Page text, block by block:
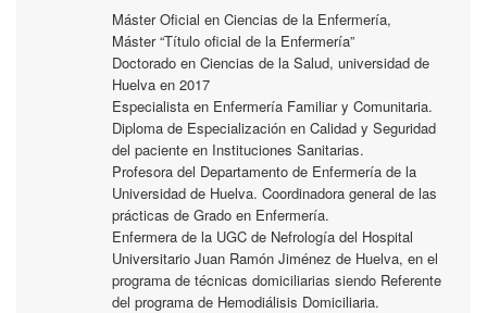
Máster Oficial en Ciencias de la Enfermería,
Máster “Título oficial de la Enfermería”
Doctorado en Ciencias de la Salud, universidad de
Huelva en 2017
Especialista en Enfermería Familiar y Comunitaria.
Diploma de Especialización en Calidad y Seguridad
del paciente en Instituciones Sanitarias.
Profesora del Departamento de Enfermería de la
Universidad de Huelva. Coordinadora general de las
prácticas de Grado en Enfermería.
Enfermera de la UGC de Nefrología del Hospital
Universitario Juan Ramón Jiménez de Huelva, en el
programa de técnicas domiciliarias siendo Referente
del programa de Hemodiálisis Domiciliaria.